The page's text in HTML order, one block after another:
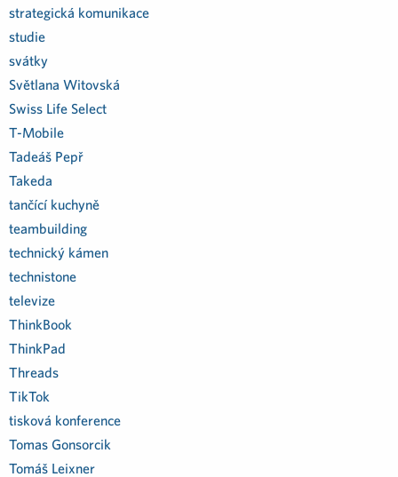
strategická komunikace
studie
svátky
Světlana Witovská
Swiss Life Select
T-Mobile
Tadeáš Pepř
Takeda
tančící kuchyně
teambuilding
technický kámen
technistone
televize
ThinkBook
ThinkPad
Threads
TikTok
tisková konference
Tomas Gonsorcik
Tomáš Leixner